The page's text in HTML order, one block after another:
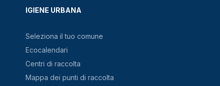
IGIENE URBANA
Seleziona il tuo comune
Ecocalendari
Centri di raccolta
Mappa dei punti di raccolta